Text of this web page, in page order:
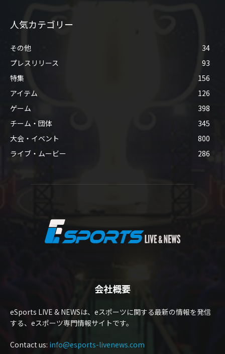
人気カテゴリー
その他
34
プレスリリース
93
特集
156
アイテム
126
ゲーム
398
チーム・団体
345
大会・イベント
800
ライブ・ムービー
286
会社概要
eSports LIVE & NEWSは、eスポーツに関する最新の情報を発信
する、eスポーツ専門情報サイトです。
Contact us: info@esports-livenews.com